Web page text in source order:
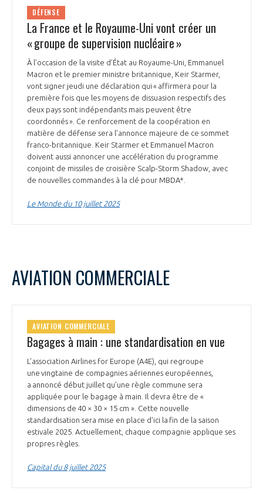
DÉFENSE
La France et le Royaume-Uni vont créer un
« groupe de supervision nucléaire »
À l’occasion de la visite d’État au Royaume-Uni, Emmanuel
Macron et le premier ministre britannique, Keir Starmer,
vont signer jeudi une déclaration qui « affirmera pour la
première fois que les moyens de dissuasion respectifs des
deux pays sont indépendants mais peuvent être
coordonnés ». Ce renforcement de la coopération en
matière de défense sera l’annonce majeure de ce sommet
franco-britannique. Keir Starmer et Emmanuel Macron
doivent aussi annoncer une accélération du programme
conjoint de missiles de croisière Scalp-Storm Shadow, avec
de nouvelles commandes à la clé pour MBDA*.
Le Monde du 10 juillet 2025
AVIATION COMMERCIALE
AVIATION COMMERCIALE
Bagages à main : une standardisation en vue
L’association Airlines for Europe (A4E), qui regroupe
une vingtaine de compagnies aériennes européennes,
a annoncé début juillet qu’une règle commune sera
appliquée pour le bagage à main. Il devra être de «
dimensions de 40 × 30 × 15 cm ». Cette nouvelle
standardisation sera mise en place d'ici la fin de la saison
estivale 2025. Actuellement, chaque compagnie applique ses
propres règles.
Capital du 8 juillet 2025